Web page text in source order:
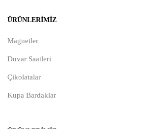
ÜRÜNLERIMIZ
Magnetler
Duvar Saatleri
Çikolatalar
Kupa Bardaklar